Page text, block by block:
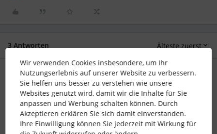
3 Antworten Älteste zuerst
SarahHen Forum|Forum|2 years ago
Hallo@S37,
du kannst über die Berechtigungen der Rolle die
Zugriffsrechte für das Onboarding geben (Einstellungen >
Mitarbeitendenrollen > Personaldaten: Onboarding).
Wir verwenden Cookies insbesondere, um Ihr
Nutzungserlebnis auf unserer Website zu verbessern.
Sie helfen uns besser zu verstehen wie unsere
Websites genutzt wird, damit wir die Inhalte für Sie
anpassen und Werbung schalten können. Durch
Akzeptieren erklären Sie sich damit einverstanden.
Ihre Einwilligung können Sie jederzeit mit Wirkung für